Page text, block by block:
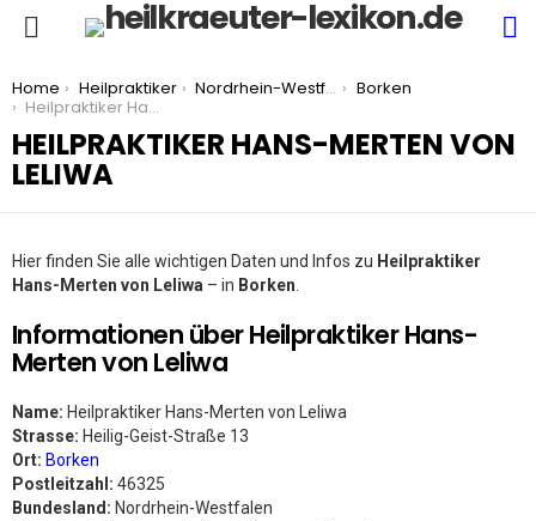
You are here:
Home Heilpraktiker Nordrhein-Westfalen
Borken
Heilpraktiker Hans-Merten von Leliwa
HEILPRAKTIKER HANS-MERTEN VON
LELIWA
Hier finden Sie alle wichtigen Daten und Infos zu Heilpraktiker
Hans-Merten von Leliwa – in Borken
Informationen über Heilpraktiker Hans-
Merten von Leliwa
Name: Heilpraktiker Hans-Merten von Leliwa
Strasse: Heilig-Geist-Straße 13
Ort: Borken
Postleitzahl: 46325
Bundesland: Nordrhein-Westfalen